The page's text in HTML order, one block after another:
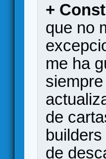
+
que no
me ha
de
de